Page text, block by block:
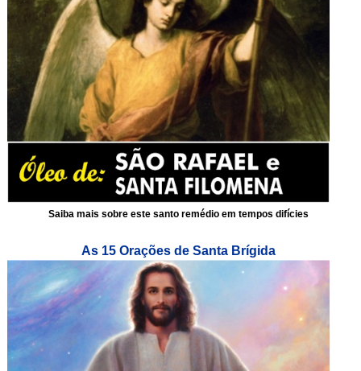
Saiba mais sobre este santo remédio em tempos difícies
As 15 Orações de Santa Brígida